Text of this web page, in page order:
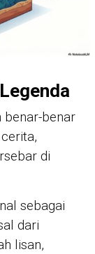
benar-benar
di
sebagai
dari
lisan,